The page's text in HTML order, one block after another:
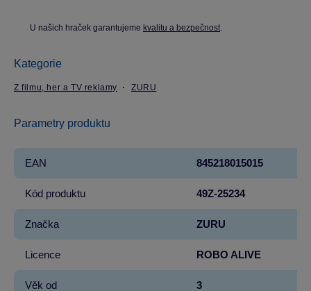
U našich hraček garantujeme kvalitu a bezpečnost.
Kategorie
Z filmu, her a TV reklamy ZURU
Parametry produktu
EAN 845218015015
Kód produktu 49Z-25234
Značka ZURU
Licence ROBO ALIVE
Věk od 3